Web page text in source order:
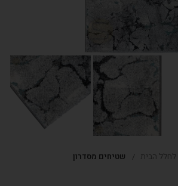
לחלל הבית שטיחים מסדרון